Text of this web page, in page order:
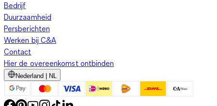
Bedrijf
Duurzaamheid
Persberichten
Werken bij C&A
Contact
Hier de overeenkomst ontbinden
Nederland | NL